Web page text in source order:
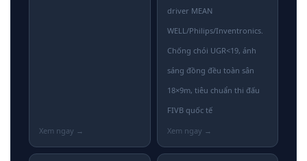
driver MEAN
WELL/Philips/Inventronics.
Chống chói UGR<19, ánh
sáng đồng đều toàn sân
18×9m, tiêu chuẩn thi đấu
FIVB quốc tế